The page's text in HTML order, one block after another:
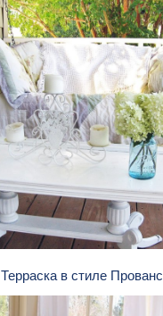
Терраска в стиле Прованс